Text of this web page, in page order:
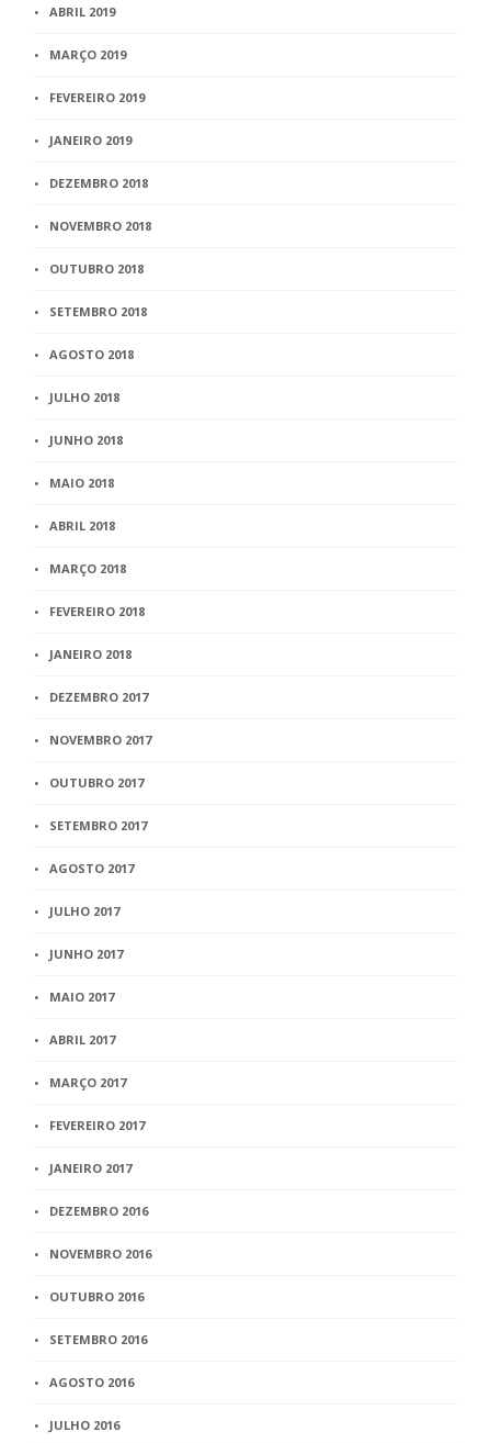
ABRIL 2019
MARÇO 2019
FEVEREIRO 2019
JANEIRO 2019
DEZEMBRO 2018
NOVEMBRO 2018
OUTUBRO 2018
SETEMBRO 2018
AGOSTO 2018
JULHO 2018
JUNHO 2018
MAIO 2018
ABRIL 2018
MARÇO 2018
FEVEREIRO 2018
JANEIRO 2018
DEZEMBRO 2017
NOVEMBRO 2017
OUTUBRO 2017
SETEMBRO 2017
AGOSTO 2017
JULHO 2017
JUNHO 2017
MAIO 2017
ABRIL 2017
MARÇO 2017
FEVEREIRO 2017
JANEIRO 2017
DEZEMBRO 2016
NOVEMBRO 2016
OUTUBRO 2016
SETEMBRO 2016
AGOSTO 2016
JULHO 2016